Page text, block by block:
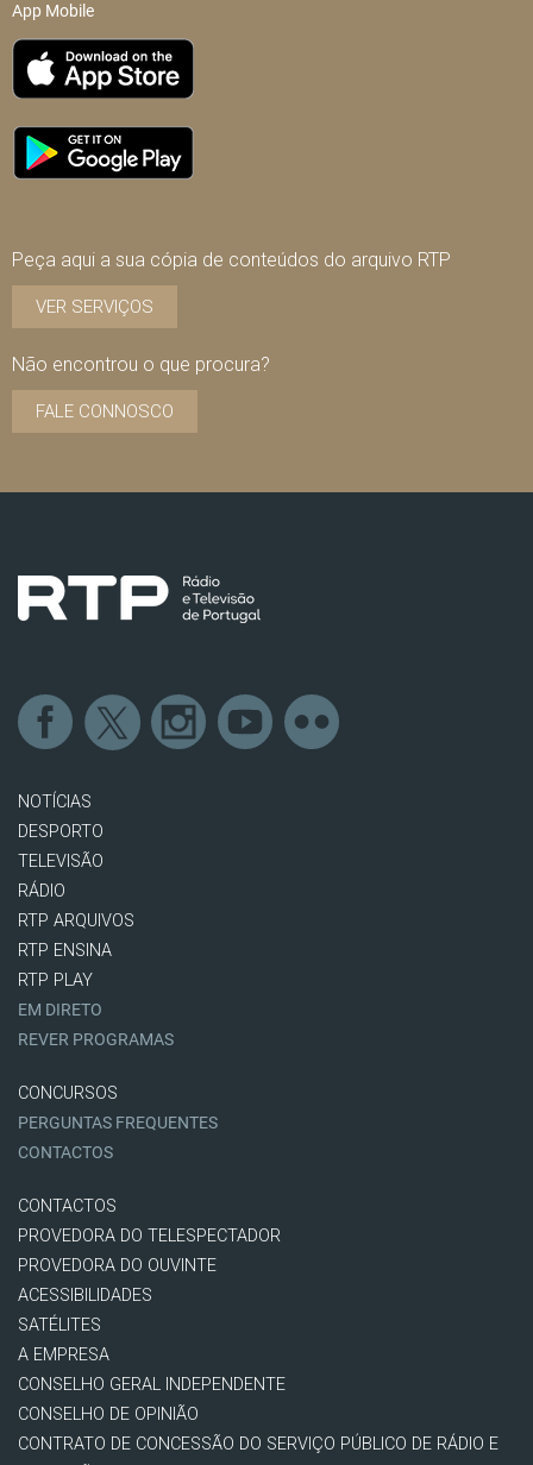
App Mobile
Peça aqui a sua cópia de conteúdos do arquivo RTP
VER SERVIÇOS
Não encontrou o que procura?
FALE CONNOSCO
NOTÍCIAS
DESPORTO
TELEVISÃO
RÁDIO
RTP ARQUIVOS
RTP ENSINA
RTP PLAY
EM DIRETO
REVER PROGRAMAS
CONCURSOS
PERGUNTAS FREQUENTES
CONTACTOS
CONTACTOS
PROVEDORA DO TELESPECTADOR
PROVEDORA DO OUVINTE
ACESSIBILIDADES
SATÉLITES
A EMPRESA
CONSELHO GERAL INDEPENDENTE
CONSELHO DE OPINIÃO
CONTRATO DE CONCESSÃO DO SERVIÇO PÚBLICO DE RÁDIO E